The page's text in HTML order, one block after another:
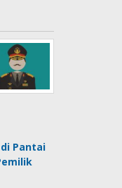
Pantai